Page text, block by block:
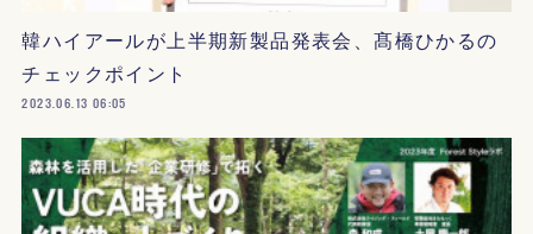
韓ハイアールが上半期新製品発表会、髙橋ひかるの
チェックポイント
2023.06.13 06:05